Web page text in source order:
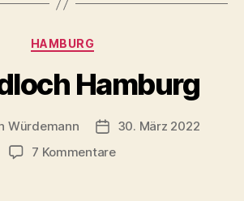
Kategorien
HAMBURG
Hamburg
Würdemann Beitragsdatum
30. März 2022
7 Kommentarezu